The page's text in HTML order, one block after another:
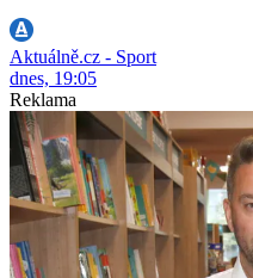
Aktuálně.cz - Sport
dnes, 19:05
Reklama